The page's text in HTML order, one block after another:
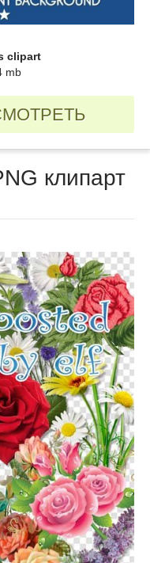
clipart
mb
клипарт